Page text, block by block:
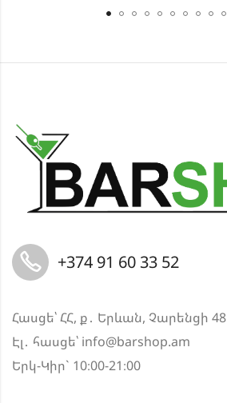
+374 91 60 33 52
Հասցե՝ ՀՀ, ք․ Երևան, Չարենցի 48
Էլ․ հասցե՝ info@barshop.am
Երկ-Կիր` 10։00-21։00